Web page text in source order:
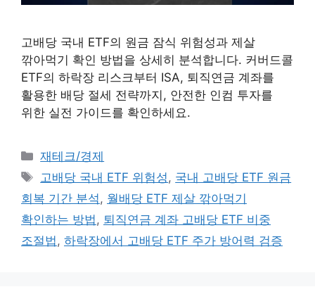
고배당 국내 ETF의 원금 잠식 위험성과 제살
깎아먹기 확인 방법을 상세히 분석합니다. 커버드콜
ETF의 하락장 리스크부터 ISA, 퇴직연금 계좌를
활용한 배당 절세 전략까지, 안전한 인컴 투자를
위한 실전 가이드를 확인하세요.
카테고리
재테크/경제
태그
고배당 국내 ETF 위험성 , 국내 고배당 ETF 원금
회복 기간 분석 , 월배당 ETF 제살 깎아먹기
확인하는 방법 , 퇴직연금 계좌 고배당 ETF 비중
조절법 , 하락장에서 고배당 ETF 주가 방어력 검증